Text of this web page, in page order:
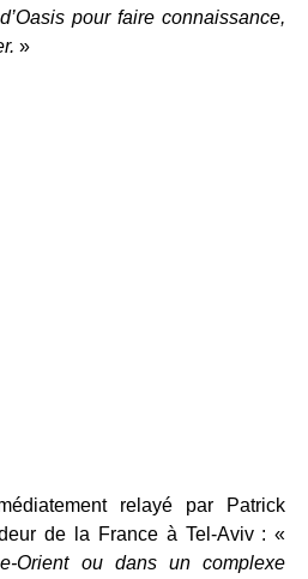
pour faire connaissance,
»
relayé par Patrick
de la France à Tel-Aviv : «
Orient ou dans un complexe